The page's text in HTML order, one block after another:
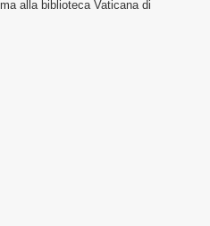
alla biblioteca Vaticana di